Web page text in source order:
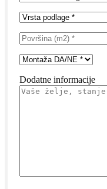
Dodatne informacije